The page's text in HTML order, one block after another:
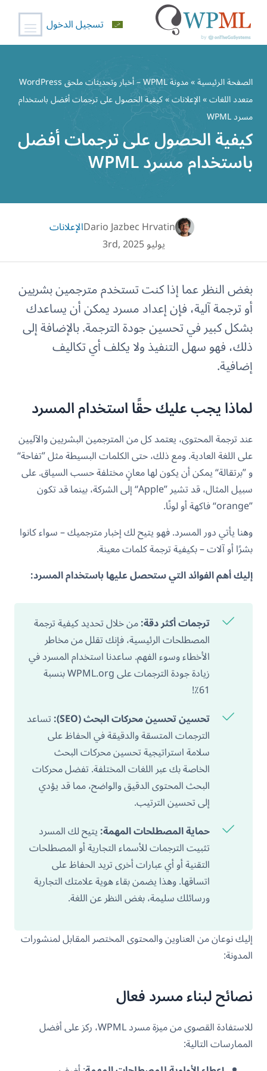
المحتوى
تسجيل الدخول
الصفحة الرئيسية»
مدونة WPML – أخبار وتحديثات ملحق WordPress
متعدد اللغات»الإعلانات» كيفية الحصول على ترجمات أفضل باستخدام
مسرد WPML
كيفية الحصول على ترجمات أفضل
باستخدام مسرد WPML
Dario Jazbec Hrvatinالإعلانات
يوليو 3rd, 2025
بغض النظر عما إذا كنت تستخدم مترجمين بشريين
أو ترجمة آلية، فإن إعداد مسرد يمكن أن يساعدك
بشكل كبير في تحسين جودة الترجمة. بالإضافة إلى
ذلك، فهو سهل التنفيذ ولا يكلف أي تكاليف
إضافية.
لماذا يجب عليك حقًا استخدام المسرد
عند ترجمة المحتوى، يعتمد كل من المترجمين البشريين والآليين
على اللغة العادية. ومع ذلك، حتى الكلمات البسيطة مثل ”تفاحة“
و ”برتقالة“ يمكن أن يكون لها معانٍ مختلفة حسب السياق. على
سبيل المثال، قد تشير ”Apple“ إلى الشركة، بينما قد تكون
”orange“ فاكهة أو لونًا.
وهنا يأتي دور المسرد. فهو يتيح لك إخبار مترجميك – سواء كانوا
بشرًا أو آلات – بكيفية ترجمة كلمات معينة.
إليك أهم الفوائد التي ستحصل عليها باستخدام المسرد:
ترجمات أكثر دقة:من خلال تحديد كيفية ترجمة
المصطلحات الرئيسية، فإنك تقلل من مخاطر
الأخطاء وسوء الفهم. ساعدنا استخدام المسرد في
زيادة جودة الترجمات على WPML.org بنسبة
61٪!
تحسين تحسين محركات البحث (SEO):
تساعد
الترجمات المتسقة والدقيقة في الحفاظ على
سلامة استراتيجية تحسين محركات البحث
الخاصة بك عبر اللغات المختلفة. تفضل محركات
البحث المحتوى الدقيق والواضح، مما قد يؤدي
إلى تحسين الترتيب.
حماية المصطلحات المهمة:يتيح لك المسرد
تثبيت الترجمات للأسماء التجارية أو المصطلحات
التقنية أو أي عبارات أخرى تريد الحفاظ على
اتساقها. وهذا يضمن بقاء هوية علامتك التجارية
ورسائلك سليمة، بغض النظر عن اللغة.
إليك نوعان من العناوين والمحتوى المختصر المقابل لمنشورات
المدونة:
نصائح لبناء مسرد فعال
للاستفادة القصوى من ميزة مسرد WPML، ركز على أفضل
الممارسات التالية: